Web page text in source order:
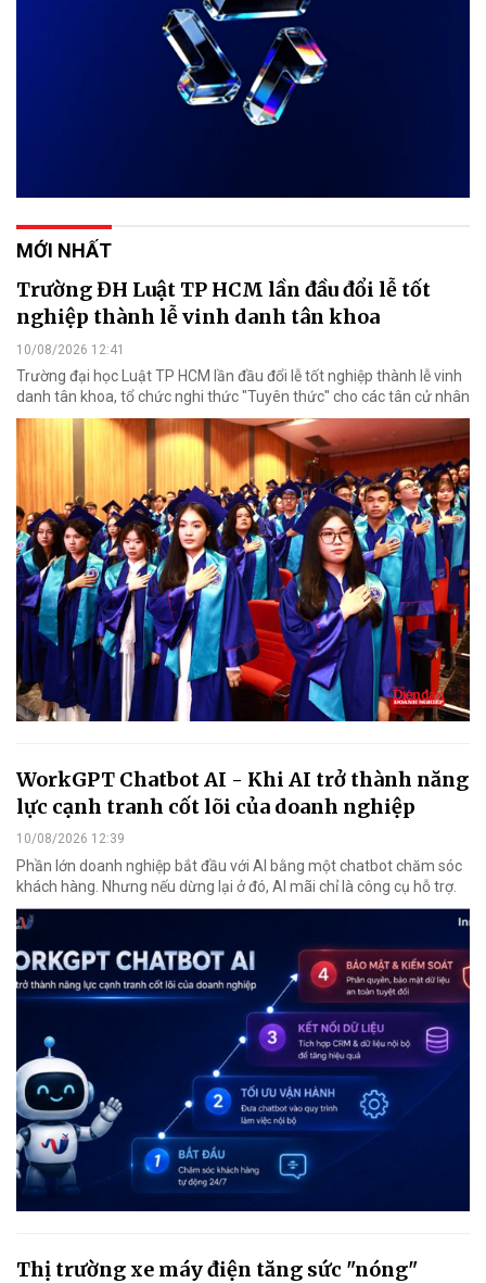
MỚI NHẤT
Trường ĐH Luật TP HCM lần đầu đổi lễ tốt
nghiệp thành lễ vinh danh tân khoa
10/08/2026 12:41
Trường đại học Luật TP HCM lần đầu đổi lễ tốt nghiệp thành lễ vinh
danh tân khoa, tổ chức nghi thức "Tuyên thức" cho các tân cử nhân
WorkGPT Chatbot AI - Khi AI trở thành năng
lực cạnh tranh cốt lõi của doanh nghiệp
10/08/2026 12:39
Phần lớn doanh nghiệp bắt đầu với AI bằng một chatbot chăm sóc
khách hàng. Nhưng nếu dừng lại ở đó, AI mãi chỉ là công cụ hỗ trợ.
Thị trường xe máy điện tăng sức "nóng"